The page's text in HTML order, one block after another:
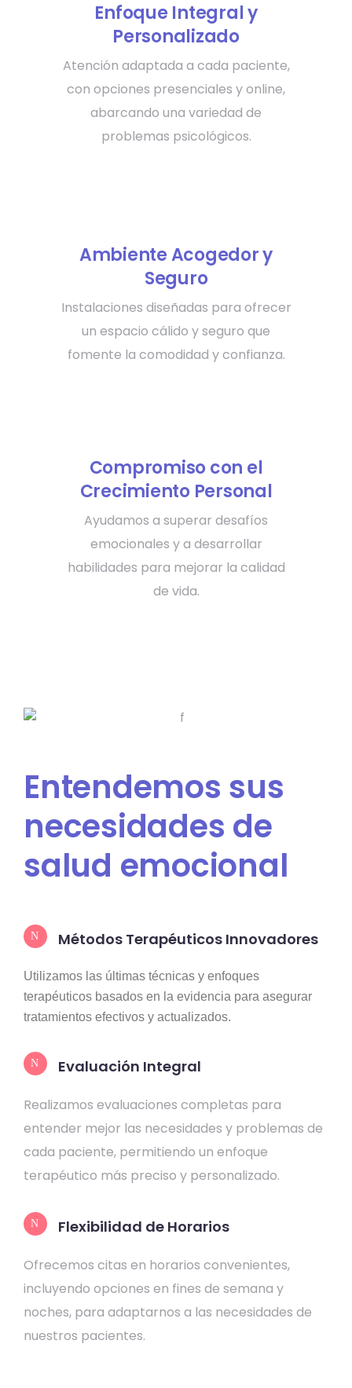
Enfoque Integral y
Personalizado
Atención adaptada a cada paciente,
con opciones presenciales y online,
abarcando una variedad de
problemas psicológicos.
Ambiente Acogedor y
Seguro
Instalaciones diseñadas para ofrecer
un espacio cálido y seguro que
fomente la comodidad y confianza.
Compromiso con el
Crecimiento Personal
Ayudamos a superar desafíos
emocionales y a desarrollar
habilidades para mejorar la calidad
de vida.
Entendemos sus
necesidades de
salud emocional
Métodos Terapéuticos Innovadores
Utilizamos las últimas técnicas y enfoques
terapéuticos basados en la evidencia para asegurar
tratamientos efectivos y actualizados.
Evaluación Integral
Realizamos evaluaciones completas para
entender mejor las necesidades y problemas de
cada paciente, permitiendo un enfoque
terapéutico más preciso y personalizado.
Flexibilidad de Horarios
Ofrecemos citas en horarios convenientes,
incluyendo opciones en fines de semana y
noches, para adaptarnos a las necesidades de
nuestros pacientes.